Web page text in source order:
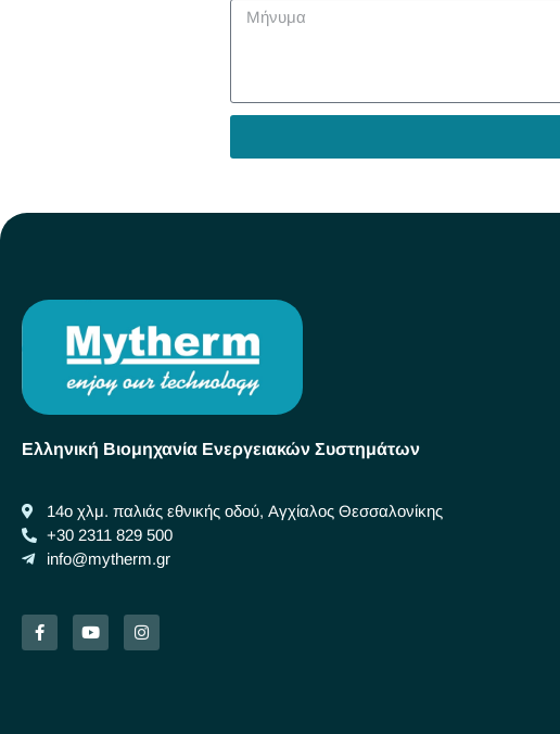
Ελληνική Βιομηχανία Ενεργειακών Συστημάτων
14ο χλμ. παλιάς εθνικής οδού, Αγχίαλος Θεσσαλονίκης
+30 2311 829 500
info@mytherm.gr